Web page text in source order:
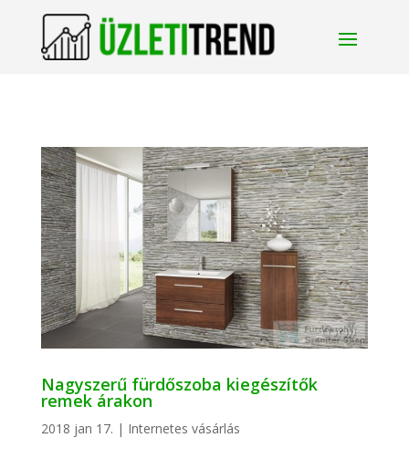
Nagyszerű fürdőszoba kiegészítők
remek árakon
2018 jan 17. | Internetes vásárlás